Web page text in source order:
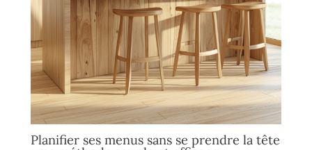
Planifier ses menus sans se prendre la tête